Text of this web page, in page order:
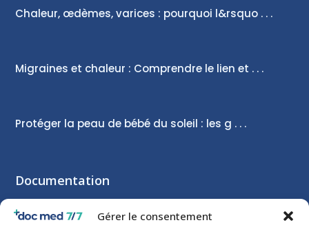
Gérer le consentement
Chaleur, œdèmes, varices : pourquoi l&rsquo . . .
Migraines et chaleur : Comprendre le lien et . . .
Protéger la peau de bébé du soleil : les g . . .
Documentation
Politique de confidentialité